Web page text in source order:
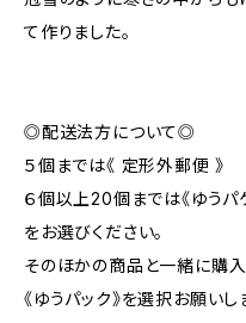
て作りました。
◎配送法方について◎
５個までは《 定形外郵便 》
６個以上20個までは《ゆうパ
をお選びください。
そのほかの商品と一緒に購
《ゆうパック》を選択お願いし